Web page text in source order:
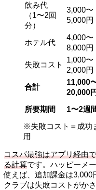
飲み代
（1〜2回
分）
3,000〜
5,000円
ホテル代
4,000〜
8,000円
失敗コスト
1,000〜
2,000円
合計
11,000
20,000円
所要期間 1〜2週
※失敗コスト＝成功
用
コスパ最強はアプリ経由
る計算です。ハッピーメ
使えば、追加課金は
クラブは失敗コストがか